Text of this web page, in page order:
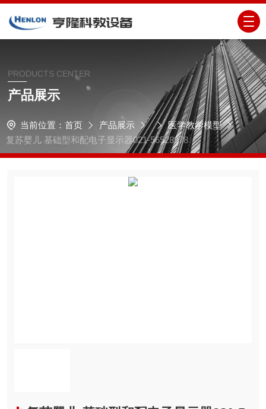
PRODUCTS CENTER
产品展示
当前位置： 首页 产品展示
医学教学模型
复苏婴儿 基础型和配电子显示器021-56528978